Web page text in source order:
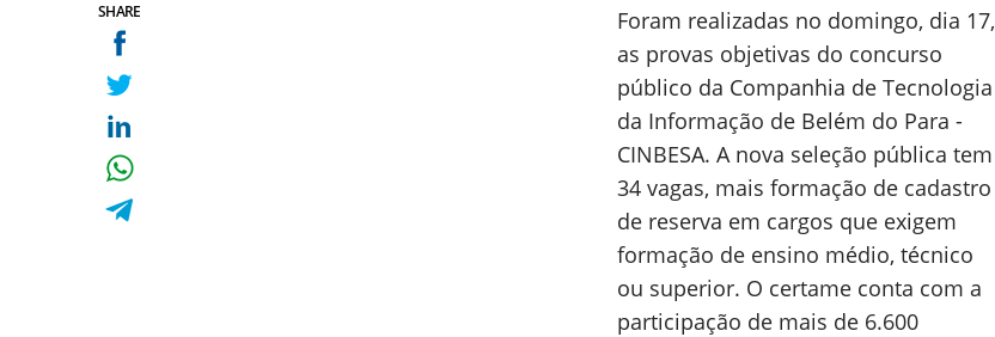
SHARE
Foram realizadas no domingo, dia 17,
as provas objetivas do concurso
público da Companhia de Tecnologia
da Informação de Belém do Para -
CINBESA. A nova seleção pública tem
34 vagas, mais formação de cadastro
de reserva em cargos que exigem
formação de ensino médio, técnico
ou superior. O certame conta com a
participação de mais de 6.600